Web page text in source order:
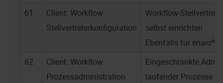
61
Client: Workflow
Stellvertreterkonfiguration
Workflow-
selbst einrichten
Ebenfalls für enaio®
62
Client: Workflow
Prozessadministration
Eingeschränkte
laufender Prozesse